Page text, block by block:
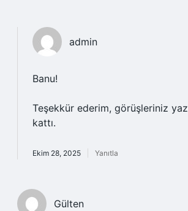
admin
Banu!
Teşekkür ederim, görüşleriniz
kattı.
Ekim 28, 2025 Yanıtla
Gülten